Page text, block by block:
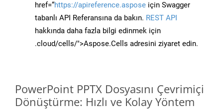
href=“https://apireference.aspose için Swagger
tabanlı API Referansına da bakın. REST API
hakkında daha fazla bilgi edinmek için
.cloud/cells/">Aspose.Cells adresini ziyaret edin.
PowerPoint PPTX Dosyasını Çevrimiçi
Dönüştürme: Hızlı ve Kolay Yöntem